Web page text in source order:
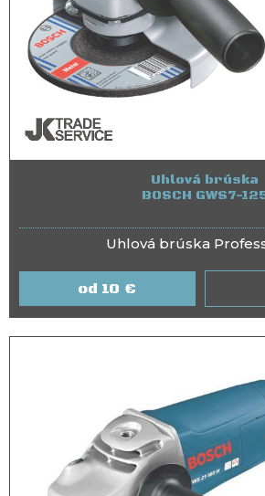
Uhlová brúska
BOSCH GWS7-
Uhlová brúska
10 €